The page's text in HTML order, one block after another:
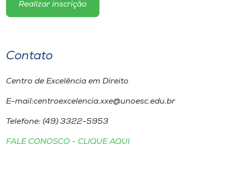
Realizar inscrição
Contato
Centro de Excelência em Direito
E-mail:centroexcelencia.xxe@unoesc.edu.br
Telefone: (49) 3322-5953
FALE CONOSCO - CLIQUE AQUI